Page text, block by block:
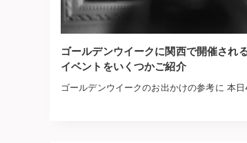
ゴールデンウイークに関西で開催され
イベントをいくつかご紹介
ゴールデンウイークのお出かけの参考に 本